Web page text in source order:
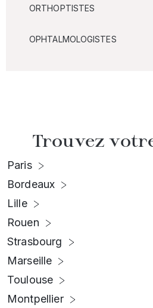
ORTHOPTISTES
OPHTALMOLOGISTES
Trouvez
Paris
Bordeaux
Lille
Rouen
Strasbourg
Marseille
Toulouse
Montpellier